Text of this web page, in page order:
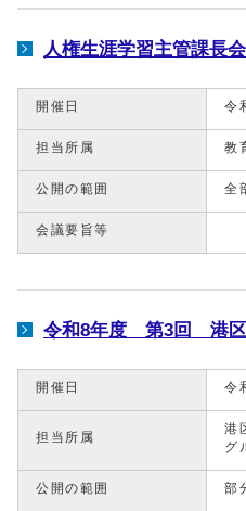
人権生涯学習主管課長会
開催日 令
担当所属 教
公開の範囲 全
会議要旨等
令和8年度 第3回 港区
開催日 令
担当所属
港
グ
公開の範囲 部